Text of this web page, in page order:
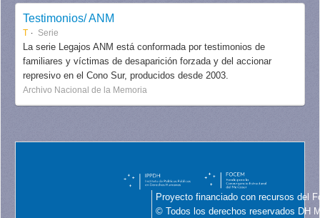
Testimonios/ ANM
T Serie
La serie Legajos ANM está conformada por testimonios de
familiares y víctimas de desaparición forzada y del accionar
represivo en el Cono Sur, producidos desde 2003.
Archivo Nacional de la Memoria
Proyecto financiado con recursos del
© Todos los derechos reservados DH